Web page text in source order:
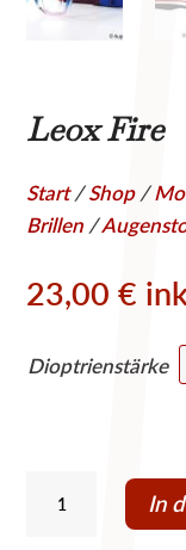
Leox Fire
Start/Shop/
Brillen /
23,00€
Dioptrienstärke
Fire
In